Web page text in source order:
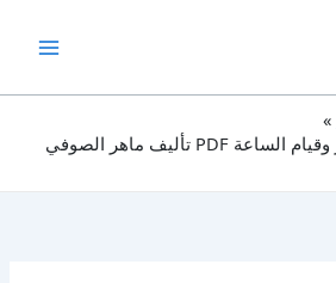
تحميل كتاب جــ4 الحشر وقيام الساعة PDF تأليف ماهر الصوفي